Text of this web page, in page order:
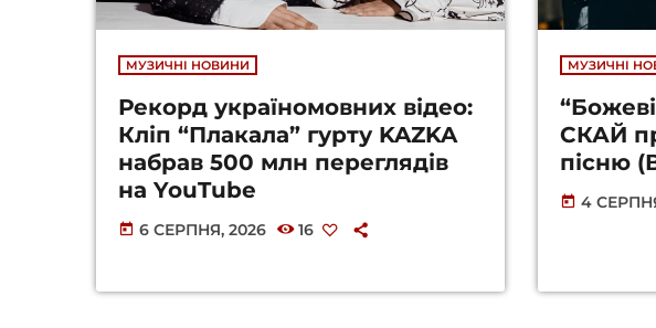
МУЗИЧНІ НОВИНИ
Рекорд україномовних відео:
Кліп “Плакала” гурту KAZKA
набрав 500 млн переглядів
на YouTube
today 6 СЕРПНЯ, 2026 16
МУЗИЧНІ
СКАЙ
пісню
today 4